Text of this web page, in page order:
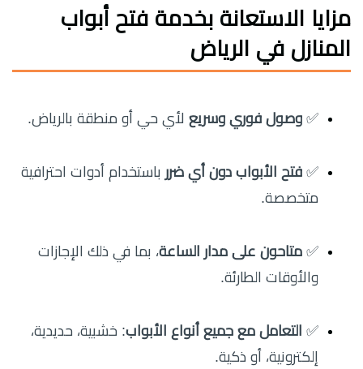
مزايا الاستعانة بخدمة فتح أبواب
المنازل في الرياض
✅ وصول فوري وسريع لأي حي أو منطقة بالرياض.
✅ فتح الأبواب دون أي ضرر باستخدام أدوات احترافية
متخصصة.
✅ متاحون على مدار الساعة، بما في ذلك الإجازات
والأوقات الطارئة.
✅ التعامل مع جميع أنواع الأبواب: خشبية، حديدية،
إلكترونية، أو ذكية.